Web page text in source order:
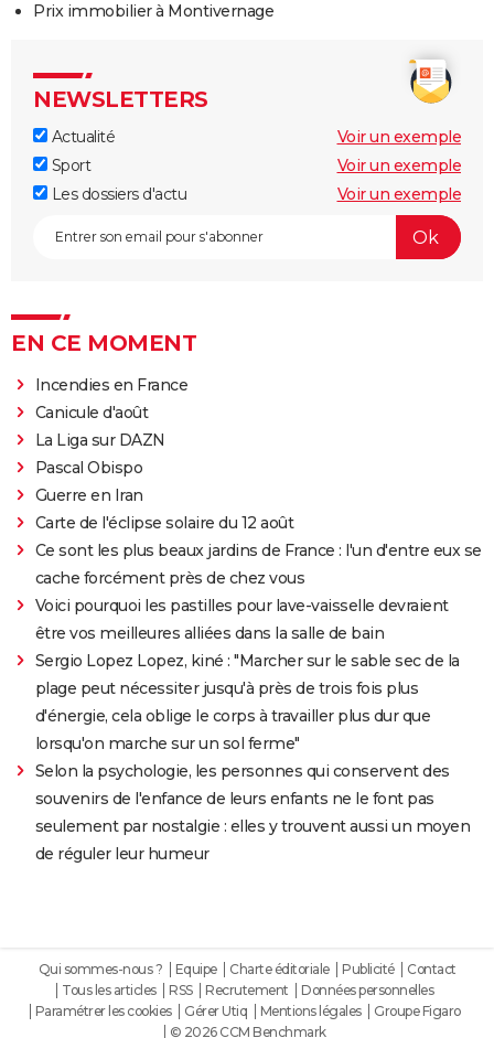
Prix immobilier à Montivernage
NEWSLETTERS
Actualité
Voir un exemple
Sport
Voir un exemple
Les dossiers d'actu
Voir un exemple
EN CE MOMENT
Incendies en France
Canicule d'août
La Liga sur DAZN
Pascal Obispo
Guerre en Iran
Carte de l'éclipse solaire du 12 août
Ce sont les plus beaux jardins de France : l'un d'entre eux se
cache forcément près de chez vous
Voici pourquoi les pastilles pour lave-vaisselle devraient
être vos meilleures alliées dans la salle de bain
Sergio Lopez Lopez, kiné : "Marcher sur le sable sec de la
plage peut nécessiter jusqu'à près de trois fois plus
d'énergie, cela oblige le corps à travailler plus dur que
lorsqu'on marche sur un sol ferme"
Selon la psychologie, les personnes qui conservent des
souvenirs de l'enfance de leurs enfants ne le font pas
seulement par nostalgie : elles y trouvent aussi un moyen
de réguler leur humeur
Qui sommes-nous ? Equipe Charte éditoriale Publicité
Contact
Tous les articles
RSS Recrutement
Données personnelles
Paramétrer les cookies
Gérer Utiq Mentions légales
Groupe Figaro
© 2026 CCM Benchmark